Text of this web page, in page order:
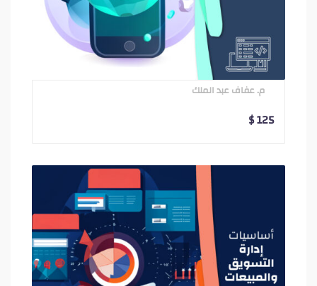
م. عفاف عبد الملك
$125